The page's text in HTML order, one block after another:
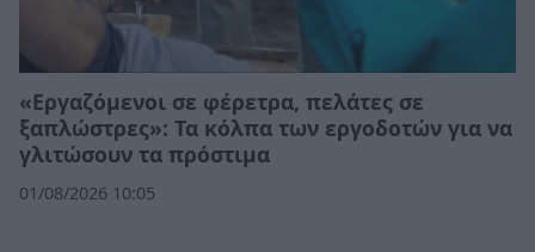
«Εργαζόμενοι σε φέρετρα, πελάτες σε
ξαπλώστρες»: Τα κόλπα των εργοδοτών για να
γλιτώσουν τα πρόστιμα
01/08/2026 10:05